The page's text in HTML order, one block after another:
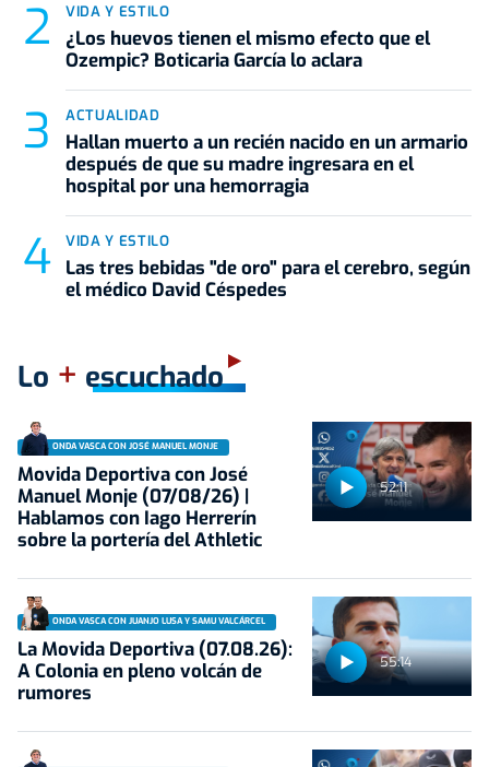
VIDA Y ESTILO
¿Los huevos tienen el mismo efecto que el
Ozempic? Boticaria García lo aclara
ACTUALIDAD
Hallan muerto a un recién nacido en un armario
después de que su madre ingresara en el
hospital por una hemorragia
VIDA Y ESTILO
Las tres bebidas "de oro" para el cerebro, según
el médico David Céspedes
Lo + escuchado
52:11
ONDA VASCA CON JOSÉ MANUEL MONJE
Movida Deportiva con José
Manuel Monje (07/08/26) |
Hablamos con Iago Herrerín
sobre la portería del Athletic
55:14
ONDA VASCA CON JUANJO LUSA Y SAMU VALCÁRCEL
La Movida Deportiva (07.08.26):
A Colonia en pleno volcán de
rumores